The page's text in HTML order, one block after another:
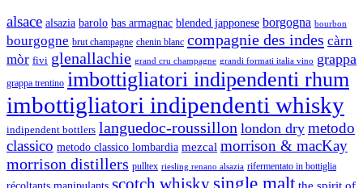
alsace alsazia barolo bas armagnac blended japponese borgogna bourbon
bourgogne brut champagne chenin blanc compagnie des indes càrn
mòr fivi glenallachie grand cru champagne grandi formati italia vino grappa
grappa trentino imbottigliatori indipendenti rhum
imbottigliatori indipendenti whisky
indipendent bottlers languedoc-roussillon london dry metodo
classico metodo classico lombardia mezcal morrison & macKay
morrison distillers pulltex riesling renano alsazia rifermentato in bottiglia
single malt